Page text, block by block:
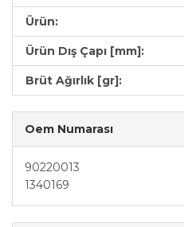
Ürün:
Ürün Dış Çapı [mm]:
Brüt Ağırlık [gr]:
Oem Numarası
90220013
1340169